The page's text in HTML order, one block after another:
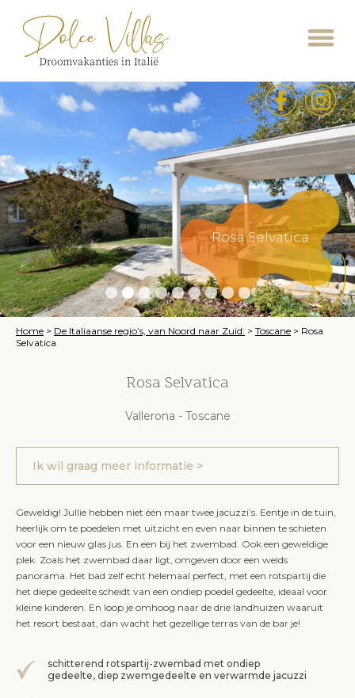
Rosa Selvatica
Home > De Italiaanse regio’s, van Noord naar Zuid: > Toscane > Rosa
Selvatica
Rosa Selvatica
Vallerona - Toscane
Ik wil graag meer informatie >
Geweldig! Jullie hebben niet één maar twee jacuzzi’s. Eentje in de tuin,
heerlijk om te poedelen met uitzicht en even naar binnen te schieten
voor een nieuw glas jus. En een bij het zwembad. Ook een geweldige
plek. Zoals het zwembad daar ligt, omgeven door een weids
panorama. Het bad zelf echt helemaal perfect, met een rotspartij die
het diepe gedeelte scheidt van een ondiep poedel gedeelte, ideaal voor
kleine kinderen. En loop je omhoog naar de drie landhuizen waaruit
het resort bestaat, dan wacht het gezellige terras van de bar je!
schitterend rotspartij-zwembad met ondiep
gedeelte, diep zwemgedeelte en verwarmde jacuzzi